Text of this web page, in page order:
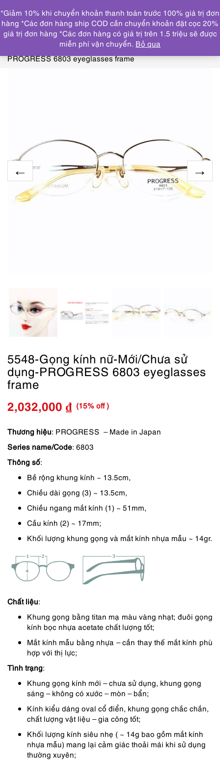
DANH MỤC
Trang chủ KÍNH MẮT
GỌNG KÍNH MỚI/CHƯA SỬ
5548-Gọng kính nữ-Mới/Chưa sử dụng-
PROGRESS 6803 eyeglasses frame
5548-Gọng kính nữ-Mới/Chưa sử
dụng-PROGRESS 6803 eyeglasses
frame
Giá
gốc
là:
2,032,000 ₫
Giá
hiện
tại
2,032,000 ₫.
(15% off )
Thương hiệu: PROGRESS – Made in Japan
Series name/Code: 6803
Thông số:
Bề rộng khung kính ~ 13.5cm,
Chiều dài gọng (3) ~ 13.5cm,
Chiều ngang mắt kính (1) ~ 51mm,
Cầu kính (2) ~ 17mm;
Khối lượng khung gọng và mắt kính nhựa mẫu ~ 14gr.
Chất liệu:
Khung gọng bằng titan mạ màu vàng nhạt; đuôi gọng
kính bọc nhựa acetate chất lượng tốt;
Mắt kính mẫu bằng nhựa – cần thay thế mắt kính phù
hợp với thị lực;
Tình trạng:
Khung gọng kính mới – chưa sử dụng, khung gọng
sáng – không có xước – mòn – bẩn;
Kính kiểu dáng oval cổ điển, khung gọng chắc chắn,
chất lượng vật liệu – gia công tốt;
Khối lượng kính siêu nhẹ ( ~ 14g bao gồm mắt kính
nhựa mẫu) mang lại cảm giác thoải mái khi sử dụng
thường xuyên;
*Giảm 10% khi chuyển khoản thanh toán trước 100% giá trị đơn
hàng *Các đơn hàng ship COD cần chuyển khoản đặt cọc 20%
giá trị đơn hàng *Các đơn hàng có giá trị trên 1.5 triệu sẽ được
miễn phí vận chuyển. Bỏ qua